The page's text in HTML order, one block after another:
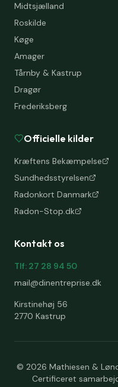
Midtsjælland
Roskilde
Køge
Amager
Tårnby & Kastrup
Dragør
Frederiksberg
Officielle kilder
Kræftens Bekæmpelse
Sundhedsstyrelsen
Radonkort Danmark
Radon-Stop.dk
Kontakt os
Tlf: 27 28 94 50
mail@dinentreprise.dk
Kirstinehøj 56
2770 Kastrup
© 2026 Mathiesen &
Certificeret